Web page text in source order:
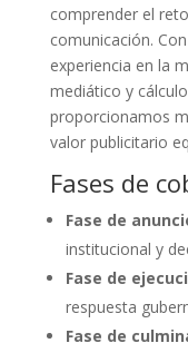
comprender el
comunicación.
experiencia en la
mediático y
proporcionamos
valor publicitario
Fases de
Fase de
institucional y
Fase de
respuesta
Fase de